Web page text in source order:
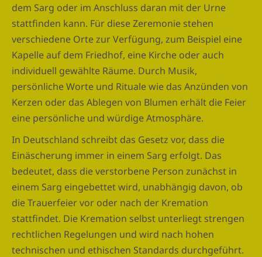
dem Sarg oder im Anschluss daran mit der Urne
stattfinden kann. Für diese Zeremonie stehen
verschiedene Orte zur Verfügung, zum Beispiel eine
Kapelle auf dem Friedhof, eine Kirche oder auch
individuell gewählte Räume. Durch Musik,
persönliche Worte und Rituale wie das Anzünden von
Kerzen oder das Ablegen von Blumen erhält die Feier
eine persönliche und würdige Atmosphäre.
In Deutschland schreibt das Gesetz vor, dass die
Einäscherung immer in einem Sarg erfolgt. Das
bedeutet, dass die verstorbene Person zunächst in
einem Sarg eingebettet wird, unabhängig davon, ob
die Trauerfeier vor oder nach der Kremation
stattfindet. Die Kremation selbst unterliegt strengen
rechtlichen Regelungen und wird nach hohen
technischen und ethischen Standards durchgeführt.